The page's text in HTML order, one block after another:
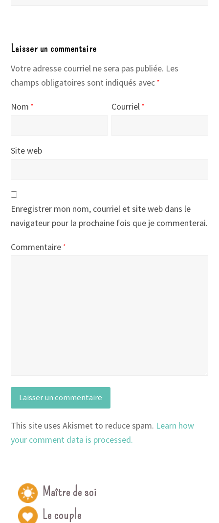
Laisser un commentaire
Votre adresse courriel ne sera pas publiée. Les
champs obligatoires sont indiqués avec*
Nom* Courriel*
Site web
Enregistrer mon nom, courriel et site web dans le
navigateur pour la prochaine fois que je commenterai.
Commentaire*
This site uses Akismet to reduce spam. Learn how
your comment data is processed.
Maître de soi
Le couple